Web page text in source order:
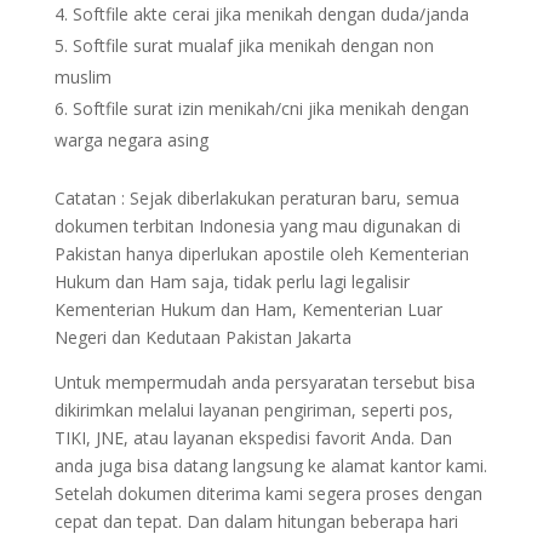
Softfile akte cerai jika menikah dengan duda/janda
Softfile surat mualaf jika menikah dengan non
muslim
Softfile surat izin menikah/cni jika menikah dengan
warga negara asing
Catatan : Sejak diberlakukan peraturan baru, semua
dokumen terbitan Indonesia yang mau digunakan di
Pakistan hanya diperlukan apostile oleh Kementerian
Hukum dan Ham saja, tidak perlu lagi legalisir
Kementerian Hukum dan Ham, Kementerian Luar
Negeri dan Kedutaan Pakistan Jakarta
Untuk mempermudah anda persyaratan tersebut bisa
dikirimkan melalui layanan pengiriman, seperti pos,
TIKI, JNE, atau layanan ekspedisi favorit Anda. Dan
anda juga bisa datang langsung ke alamat kantor kami.
Setelah dokumen diterima kami segera proses dengan
cepat dan tepat. Dan dalam hitungan beberapa hari